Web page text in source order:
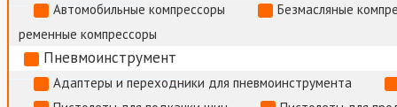
Автомобильные компрессоры
Безмасляные
ременные компрессоры
Пневмоинструмент
Адаптеры и переходники для пневмоинструмента